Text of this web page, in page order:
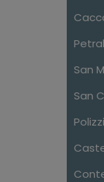
San
San